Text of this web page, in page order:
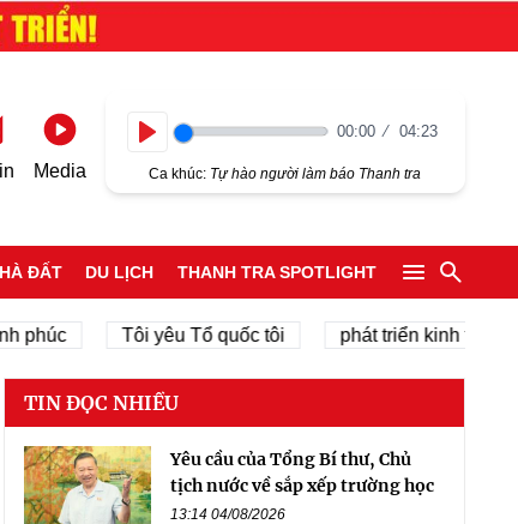
Media
00:00 04:23
Ca khúc: Tự hào người làm báo Thanh tra
ĐẤT DU LỊCH THANH TRA SPOTLIGHT
Tôi yêu Tổ quốc tôi phát triển kinh tế tư nhân
TIN ĐỌC NHIỀU
Yêu cầu của Tổng Bí thư, Chủ
tịch nước về sắp xếp trường học
13:14 04/08/2026